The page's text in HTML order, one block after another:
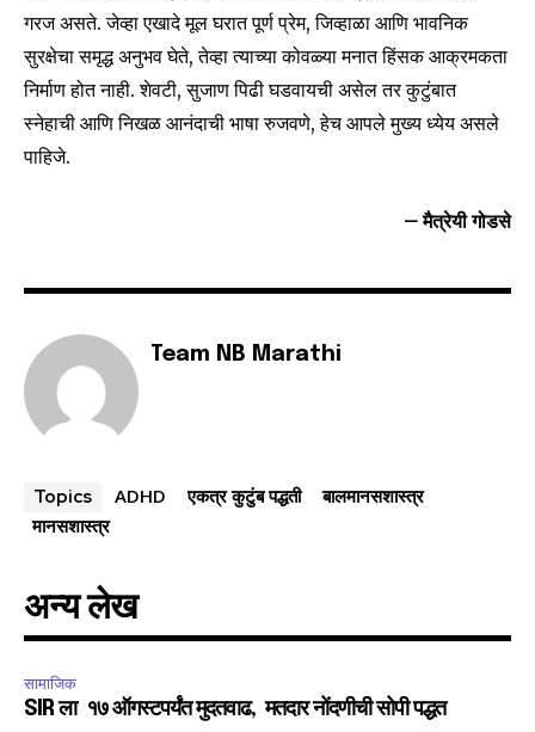
गरज असते. जेव्हा एखादे मूल घरात पूर्ण प्रेम, जिव्हाळा आणि भावनिक
सुरक्षेचा समृद्ध अनुभव घेते, तेव्हा त्याच्या कोवळ्या मनात हिंसक आक्रमकता
निर्माण होत नाही. शेवटी, सुजाण पिढी घडवायची असेल तर कुटुंबात
स्नेहाची आणि निखळ आनंदाची भाषा रुजवणे, हेच आपले मुख्य ध्येय असले
पाहिजे.
– मैत्रेयी गोडसे
Team NB Marathi
Topics ADHD एकत्र कुटुंब पद्धती
बालमानसशास्त्र
मानसशास्त्र
अन्य लेख
सामाजिक
SIR ला १७ ऑगस्टपर्यंत मुदतवाढ, मतदार नोंदणीची सोपी पद्धत